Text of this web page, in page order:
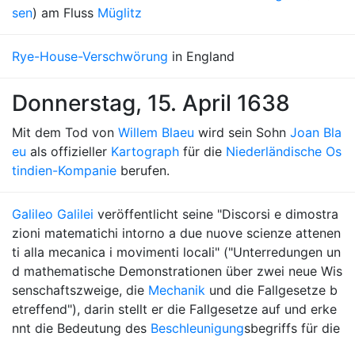
sen) am Fluss Müglitz
Rye-House-Verschwörung in England
Donnerstag, 15. April 1638
Mit dem Tod von Willem Blaeu wird sein Sohn Joan Bla
eu als offizieller Kartograph für die Niederländische Os
tindien-Kompanie berufen.
Galileo Galilei veröffentlicht seine "Discorsi e dimostra
zioni matematichi intorno a due nuove scienze attenen
ti alla mecanica i movimenti locali" ("Unterredungen un
d mathematische Demonstrationen über zwei neue Wis
senschaftszweige, die Mechanik und die Fallgesetze b
etreffend"), darin stellt er die Fallgesetze auf und erke
nnt die Bedeutung des Beschleunigungsbegriffs für die